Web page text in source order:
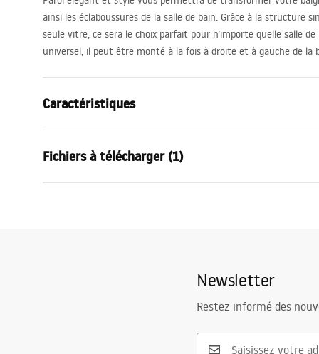
ainsi les éclaboussures de la salle de bain. Grâce à la structure
seule vitre, ce sera le choix parfait pour n’importe quelle salle
universel, il peut être monté à la fois à droite et à gauche de la
Caractéristiques
Matériel
Couleur
Or brossé
Transparent
1 aile
Fichiers à télécharger (1)
Newsletter
Restez informé des